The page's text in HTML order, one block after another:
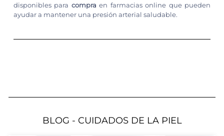
disponibles para compra en farmacias online que pueden
ayudar a mantener una presión arterial saludable.
BLOG - CUIDADOS DE LA PIEL